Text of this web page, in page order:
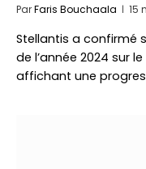
ParFaris Bouchaala 15
Stellantis a confirmé
de l’année 2024 sur
affichant une